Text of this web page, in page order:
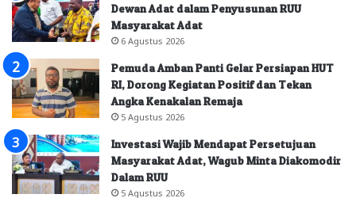
Dewan Adat dalam Penyusunan RUU
Masyarakat Adat
6 Agustus 2026
Pemuda Amban Panti Gelar Persiapan HUT
RI, Dorong Kegiatan Positif dan Tekan
Angka Kenakalan Remaja
5 Agustus 2026
Investasi Wajib Mendapat Persetujuan
Masyarakat Adat, Wagub Minta Diakomodir
Dalam RUU
5 Agustus 2026